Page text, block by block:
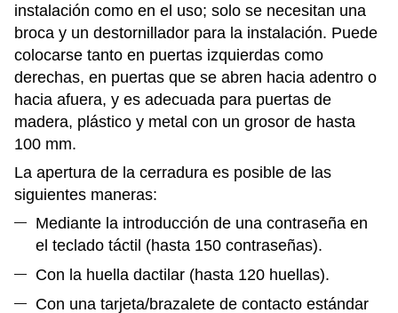
instalación como en el uso; solo se necesitan una
broca y un destornillador para la instalación. Puede
colocarse tanto en puertas izquierdas como
derechas, en puertas que se abren hacia adentro o
hacia afuera, y es adecuada para puertas de
madera, plástico y metal con un grosor de hasta
100 mm.
La apertura de la cerradura es posible de las
siguientes maneras:
Mediante la introducción de una contraseña en
el teclado táctil (hasta 150 contraseñas).
Con la huella dactilar (hasta 120 huellas).
Con una tarjeta/brazalete de contacto estándar